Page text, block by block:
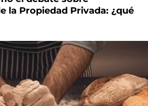
la Propiedad Privada: ¿qué